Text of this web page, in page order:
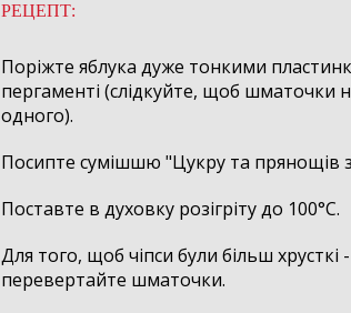
РЕЦЕПТ:
Поріжте яблука дуже тонкими
пергаменті (слідкуйте, щоб шматочки
одного).
Посипте сумішшю "Цукру та прянощів
Поставте в духовку розігріту до 100°C.
Для того, щоб чіпси були більш хрусткі
перевертайте шматочки.